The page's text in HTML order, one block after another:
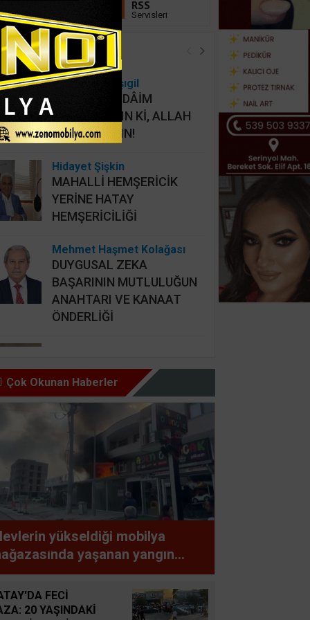
Takip Et
RSS
Servisleri
Köşe Yazarları
Osman Onbaşıgil
ALLAHI HER DÂİM
İHLASLA ANIN Kİ, ALLAH
DA SİZİ ANSIN!
Hidayet Şişkin
MAHALLİ HEMŞERİCİK
YERİNE HATAY
HEMŞERİCİLİĞİ
Mehmet Haşmet Kolağası
DUYGUSAL ZEKA
BAŞARININ MUTLULUĞUN
ANAHTARI VE KANAAT
ÖNDERLİĞİ
GÜZEL İNSAN ŞARTI BU,
HAZ OLMAZ DAR’A KARŞI
BİR BAŞIMIZI KALDIRIP
YAPILAN ANLAŞMALARI
GÖREBİLSEK
Süleyman GÖKSU
Zaferler Ayı Ağustos
Sucan
AYNI ENKAZIN TOZUNU
Çok Okunan Haberler
yükseldiği mobilya
yaşanan yangın
paniğe neden oldu
FECİ
20 YAŞINDAKİ